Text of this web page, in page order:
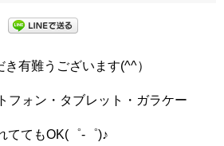
き有難うございます(^^）
フォン・タブレット・ガラケー
ててもOK(゜-゜)♪